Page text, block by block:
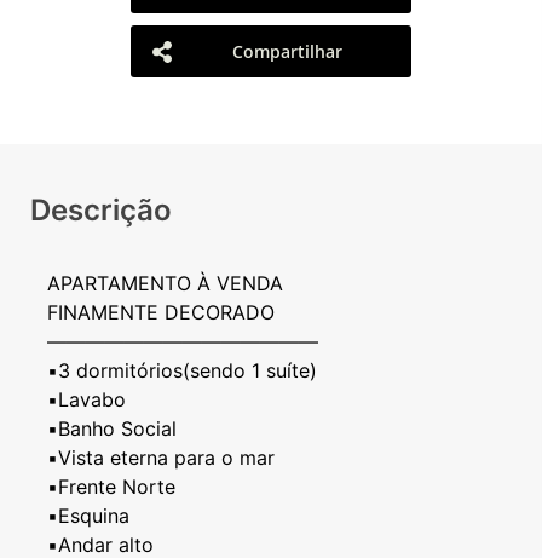
Compartilhar
Descrição
APARTAMENTO À VENDA
FINAMENTE DECORADO
——————————————
▪️3 dormitórios(sendo 1 suíte)
▪️Lavabo
▪️Banho Social
▪️Vista eterna para o mar
▪️Frente Norte
▪️Esquina
▪️Andar alto